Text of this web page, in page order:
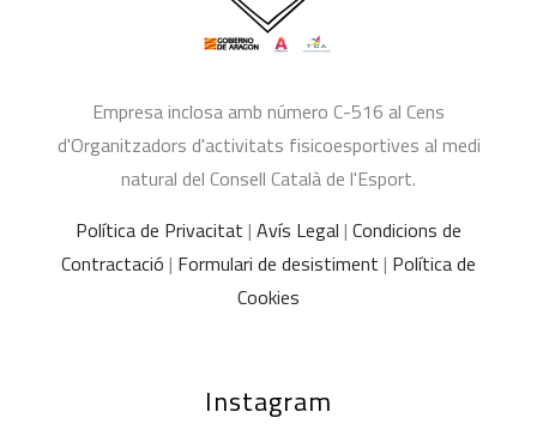
Empresa inclosa amb número C-516 al Cens
d'Organitzadors d'activitats fisicoesportives al medi
natural del Consell Català de l'Esport.
Política de Privacitat | Avís Legal | Condicions de
Contractació | Formulari de desistiment | Política de
Cookies
Instagram